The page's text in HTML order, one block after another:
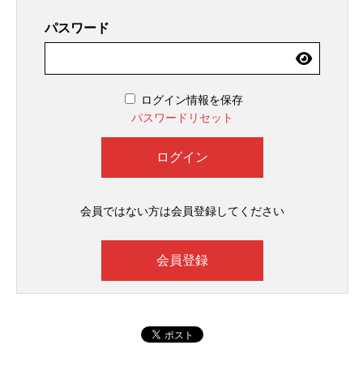
パスワード
ログイン情報を保存
パスワードリセット
会員ではない方は会員登録してください
会員登録